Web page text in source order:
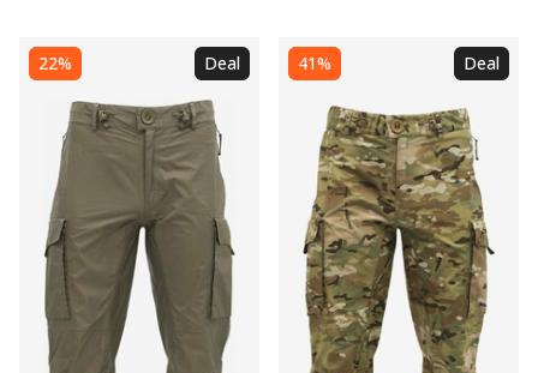
22% Deal 41% Deal